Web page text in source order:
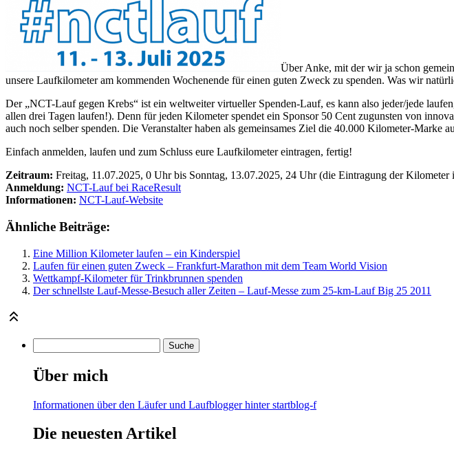
Über Anke, mit der wir ja schon
unsere Laufkilometer am kommenden Wochenende für einen guten Zweck zu spenden. Was wir
Der „NCT-Lauf gegen Krebs“ ist ein weltweiter virtueller Spenden-Lauf, es kann also jeder/jede
allen drei Tagen laufen!). Denn für jeden Kilometer spendet ein Sponsor 50 Cent zugunsten von
auch noch selber spenden. Die Veranstalter haben als gemeinsames Ziel die 40.000 Kilometer-Marke
Einfach anmelden, laufen und zum Schluss eure Laufkilometer eintragen, fertig!
Zeitraum: Freitag, 11.07.2025, 0 Uhr bis Sonntag, 13.07.2025, 24 Uhr (die Eintragung der
Anmeldung: NCT-Lauf bei RaceResult
Informationen: NCT-Lauf-Website
Ähnliche Beiträge:
Eine Million Kilometer laufen – ein Kinderspiel
Laufen für einen guten Zweck – Frankfurt-Marathon mit dem Team World Vision
Wettkampf-Kilometer für Trinkbrunnen spenden
Der schnellste Lauf-Messe-Besuch aller Zeiten – Lauf-Messe zum 25-km-Lauf Big 25 2011
Über mich
Informationen über den Läufer und Laufblogger hinter startblog-f
Die neuesten Artikel